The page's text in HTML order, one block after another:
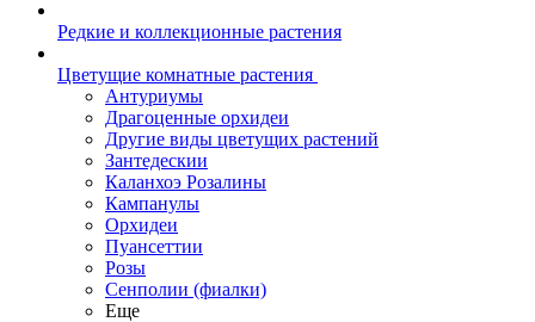
Редкие и коллекционные растения
Цветущие комнатные растения
Антуриумы
Драгоценные орхидеи
Другие виды цветущих растений
Зантедескии
Каланхоэ Розалины
Кампанулы
Орхидеи
Пуансеттии
Розы
Сенполии (фиалки)
Еще